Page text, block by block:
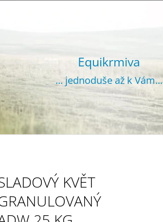
Equikrmiva
... jednoduše až k Vám...
KVĚT
CO POTŘEBUJETE NAJÍT?
HLEDAT
DOPORUČUJEME